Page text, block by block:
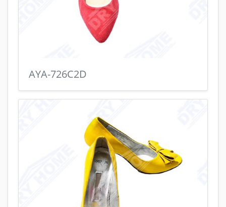
AYA-726C2D